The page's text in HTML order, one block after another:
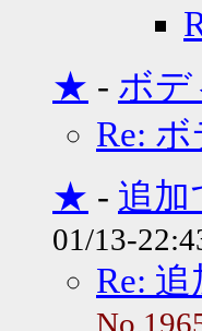
★ - ボデ
Re:
★ - 追加
01/13-
Re: